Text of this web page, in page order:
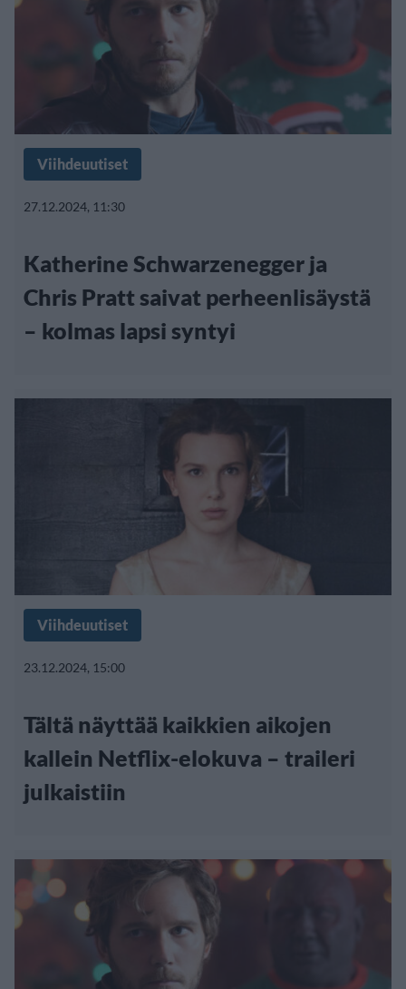
Viihdeuutiset
27.12.2024, 11:30
Katherine Schwarzenegger ja
Chris Pratt saivat perheenlisäystä
– kolmas lapsi syntyi
Viihdeuutiset
23.12.2024, 15:00
Tältä näyttää kaikkien aikojen
kallein Netflix-elokuva – traileri
julkaistiin